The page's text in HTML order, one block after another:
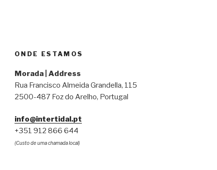
ONDE ESTAMOS
Morada | Address
Rua Francisco Almeida Grandella, 115
2500-487 Foz do Arelho, Portugal
info@intertidal.pt
+351 912 866 644
(Custo de uma chamada local)